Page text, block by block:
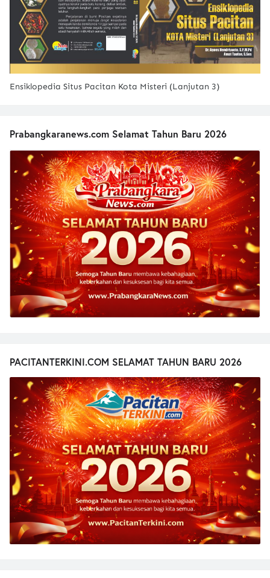
Ensiklopedia Situs Pacitan Kota Misteri (Lanjutan 3)
Prabangkaranews.com Selamat Tahun Baru 2026
PACITANTERKINI.COM SELAMAT TAHUN BARU 2026